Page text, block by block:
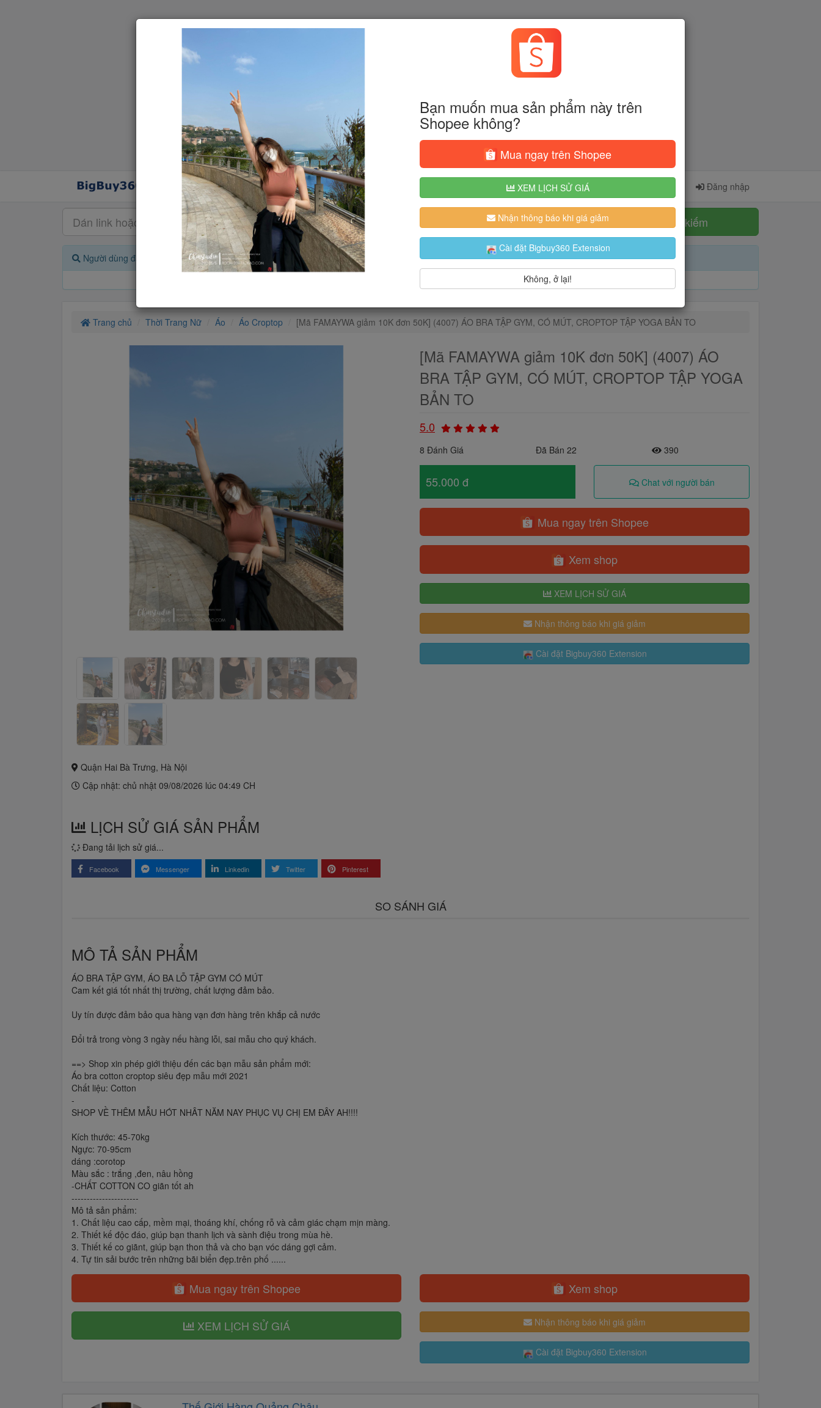
Cài đặt Extension Đăng nhập
Tìm kiếm
Người dùng đang quan tâm đến 🔥...
Trang chủ Thời Trang Nữ Áo Áo Croptop [Mã FAMAYWA giảm 10K đơn 50K] (4007) ÁO BRA TẬP GYM, CÓ MÚT, CROPTOP TẬP YOGA BẢN TO
[Mã FAMAYWA giảm 10K đơn 50K] (4007) ÁO
BRA TẬP GYM, CÓ MÚT, CROPTOP TẬP YOGA
BẢN TO
5.0
8 Đánh Giá Đã Bán 22 390
55.000 đ Chat với người bán
Mua ngay trên Shopee
Xem shop
XEM LỊCH SỬ GIÁ
Nhận thông báo khi giá giảm
Cài đặt Bigbuy360 Extension
Quận Hai Bà Trưng, Hà Nội
Cập nhật: chủ nhật 09/08/2026 lúc 04:49 CH
LỊCH SỬ GIÁ SẢN PHẨM
Đang tải lịch sử giá...
Facebook Messenger Linkedin Twitter Pinterest
SO SÁNH GIÁ
MÔ TẢ SẢN PHẨM
ÁO BRA TẬP GYM, ÁO BA LỖ TẬP GYM CÓ MÚT
Cam kết giá tốt nhất thị trường, chất lượng đảm bảo.
Uy tín được đảm bảo qua hàng vạn đơn hàng trên khắp cả nước
Đổi trả trong vòng 3 ngày nếu hàng lỗi, sai mẫu cho quý khách.
==> Shop xin phép giới thiệu đến các bạn mẫu sản phẩm mới:
Áo bra cotton croptop siêu đẹp mẫu mới 2021
Chất liệu: Cotton
-
SHOP VỀ THÊM MẪU HÓT NHÂT NĂM NAY PHỤC VỤ CHỊ EM ĐÂY AH!!!!
Kích thước: 45-70kg
Ngực: 70-95cm
dáng :corotop
Màu sắc : trắng ,đen, nâu hồng
-CHẤT COTTON CO giãn tốt ah
----------------------
Mô tả sản phẩm:
1. Chất liệu cao cấp, mềm mại, thoáng khí, chống rỗ và cảm giác chạm mịn màng.
2. Thiết kế độc đáo, giúp bạn thanh lịch và sành điệu trong mùa hè.
3. Thiết kế co giãnt, giúp bạn thon thả và cho bạn vóc dáng gợi cảm.
4. Tự tin sải bước trên những bãi biển đẹp.trên phố ......
Mua ngay trên Shopee Xem shop
XEM LỊCH SỬ GIÁ Nhận thông báo khi giá giảm
Cài đặt Bigbuy360 Extension
Bạn muốn mua sản phẩm này trên
Shopee không?
Mua ngay trên Shopee
XEM LỊCH SỬ GIÁ
Nhận thông báo khi giá giảm
Cài đặt Bigbuy360 Extension
Không, ở lại!